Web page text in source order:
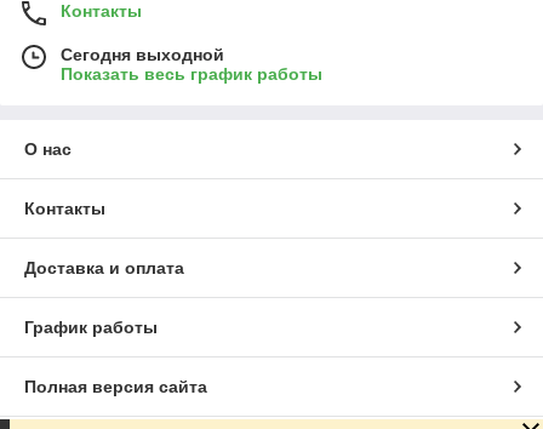
Контакты
Сегодня выходной
Показать весь график работы
О нас
Контакты
Доставка и оплата
График работы
Полная версия сайта